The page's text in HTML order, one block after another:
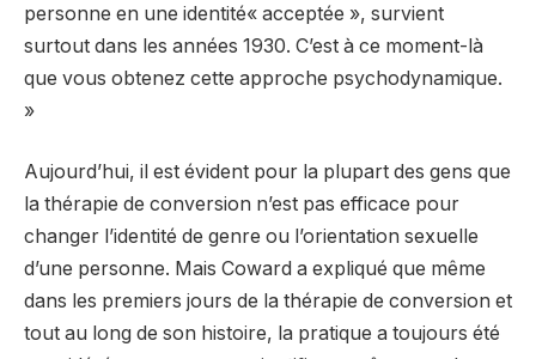
personne en une identité« acceptée », survient
surtout dans les années 1930. C’est à ce moment-là
que vous obtenez cette approche psychodynamique.
»
Aujourd’hui, il est évident pour la plupart des gens que
la thérapie de conversion n’est pas efficace pour
changer l’identité de genre ou l’orientation sexuelle
d’une personne. Mais Coward a expliqué que même
dans les premiers jours de la thérapie de conversion et
tout au long de son histoire, la pratique a toujours été